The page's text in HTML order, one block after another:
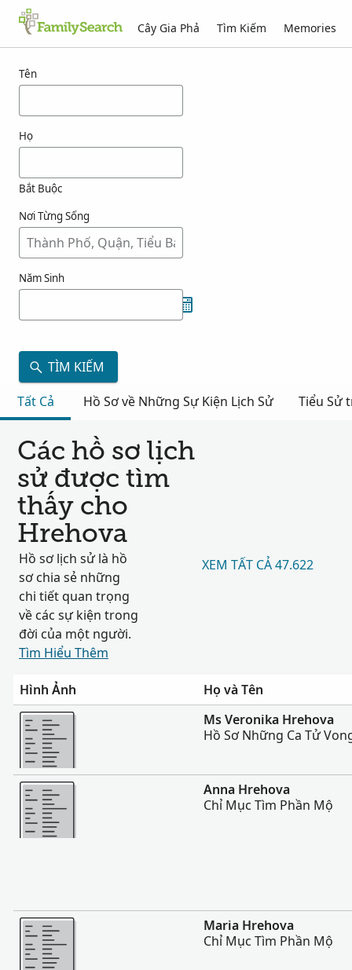
Cây Gia Phả Tìm Kiếm Memories
Tên
Họ
Bắt Buộc
Nơi Từng Sống
Năm Sinh
TÌM KIẾM
Tất Cả
Hồ Sơ về Những Sự Kiện Lịch Sử Tiểu Sử
Các hồ sơ lịch
sử được tìm
thấy cho
Hrehova
Hồ sơ lịch sử là hồ
sơ chia sẻ những
chi tiết quan trọng
về các sự kiện trong
đời của một người.
Tìm Hiểu Thêm
XEM TẤT CẢ 47.622
Hình Ảnh
Họ và Tên
Nhiều Hơn
Ms Veronika Hrehova
Hồ Sơ Những Ca Tử
Nhiều Hơn
Anna Hrehova
Chỉ Mục Tìm Phần Mộ
Nhiều Hơn
Maria Hrehova
Chỉ Mục Tìm Phần Mộ